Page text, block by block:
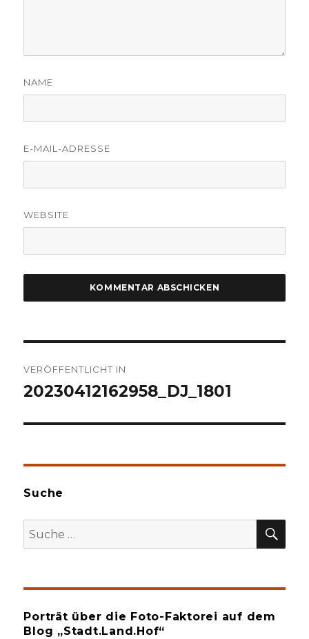
NAME
E-MAIL-ADRESSE
WEBSITE
VERÖFFENTLICHT IN
20230412162958_DJ_1801
Suche
Suche
nach:
Porträt über die Foto-Faktorei auf dem
Blog „Stadt.Land.Hof“